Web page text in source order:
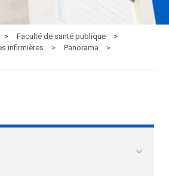
Faculté de santé publique
infirmières
Panorama